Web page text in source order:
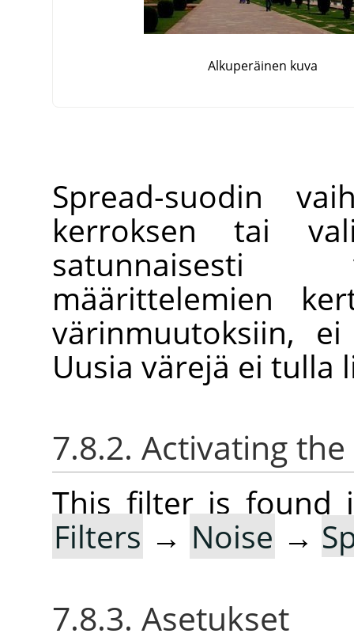
Alkuperäinen kuva
Spread-suodin
kerroksen tai
satunnaisesti
määrittelemien
värinmuutoksiin,
Uusia värejä ei tulla
7.8.2. Activating
This filter is found
Filters → Noise →
7.8.3. Asetukset